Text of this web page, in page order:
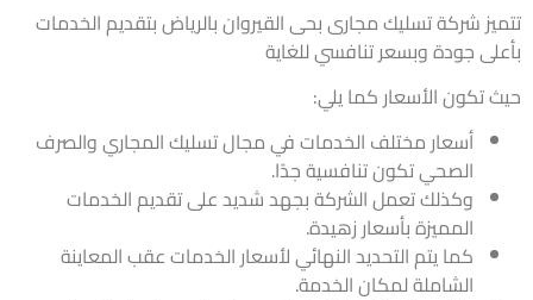
شركة تسليك مجارى بحى القيروان بالرياض بتقديم الخدمات
جودة وبسعر تنافسي للغاية
تكون الأسعار كما يلي:
أسعار مختلف الخدمات في مجال تسليك المجاري والصرف
الصحي تكون تنافسية جدًا.
وكذلك تعمل الشركة بجهد شديد على تقديم الخدمات
المميزة بأسعار زهيدة.
كما يتم التحديد النهائي لأسعار الخدمات عقب المعاينة
الشاملة لمكان الخدمة.